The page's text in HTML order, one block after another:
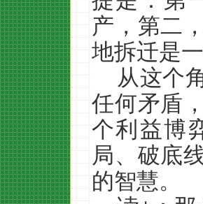
产，第二
地拆迁是一
从这个
任何矛盾
个利益博
局、破底
的智慧。